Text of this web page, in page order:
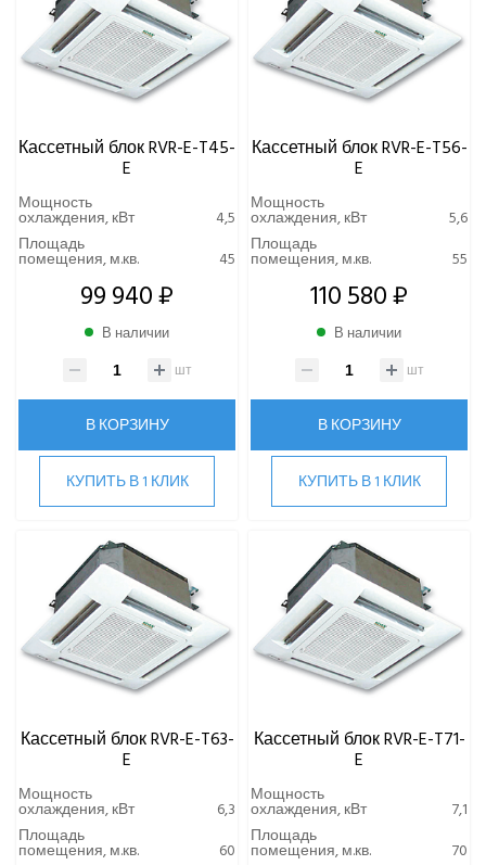
Кассетный блок RVR-E-T45-
E
Мощность
охлаждения, кВт
4,5
Площадь
помещения, м.кв. 45
99 940 ₽
В наличии
шт
В КОРЗИНУ
КУПИТЬ В 1 КЛИК
Кассетный блок RVR-E-T56-
E
Мощность
охлаждения, кВт
5,6
Площадь
помещения, м.кв. 55
110 580 ₽
В наличии
шт
В КОРЗИНУ
КУПИТЬ В 1 КЛИК
Кассетный блок RVR-E-T63-
E
Мощность
охлаждения, кВт
6,3
Площадь
помещения, м.кв. 60
Кассетный блок RVR-E-T71-
E
Мощность
охлаждения, кВт
7,1
Площадь
помещения, м.кв. 70